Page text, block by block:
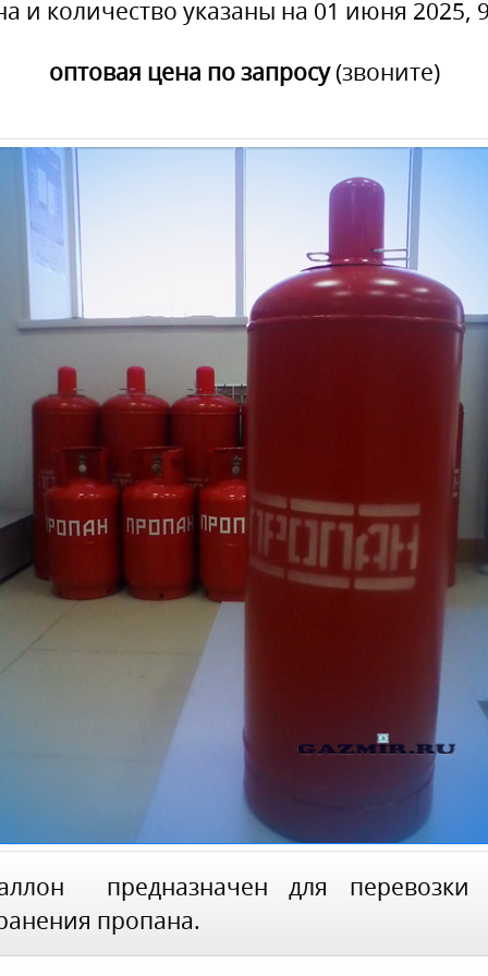
и количество указаны на 01 июня 2025,
оптовая цена по запросу(звоните)
предназначен для перевозки
пропана.